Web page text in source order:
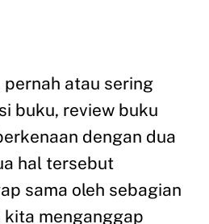
sama oleh sebagian
menganggap
memberikan uraian
berkenaan dengan
sebuah buku.
beberapa